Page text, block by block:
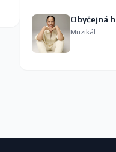
Obyčejná
Muzikál